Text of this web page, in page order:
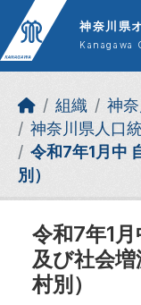
Skip to main content
神奈川県
Kanagawa
組織
神
神奈川県人口
令和7年1月中
別）
令和7年1
及び社会
村別）